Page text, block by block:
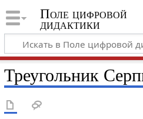
Поле цифровой
дидактики
Треугольник